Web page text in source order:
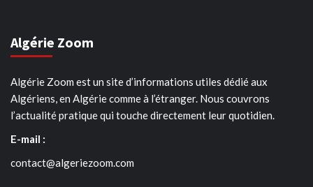
Algérie Zoom
Algérie Zoom est un site d’informations utiles dédié aux
Algériens, en Algérie comme à l’étranger. Nous couvrons
l’actualité pratique qui touche directement leur quotidien.
E-mail :
contact@algeriezoom.com